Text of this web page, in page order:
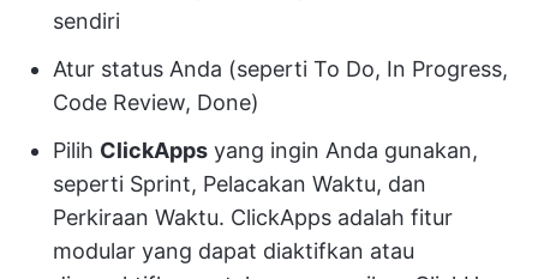
sendiri
Atur status Anda (seperti To Do, In Progress,
Code Review, Done)
Pilih ClickApps yang ingin Anda gunakan,
seperti Sprint, Pelacakan Waktu, dan
Perkiraan Waktu. ClickApps adalah fitur
modular yang dapat diaktifkan atau